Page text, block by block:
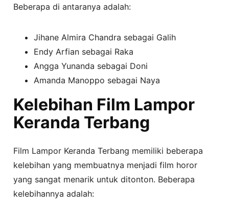
Beberapa di antaranya adalah:
Jihane Almira Chandra sebagai Galih
Endy Arfian sebagai Raka
Angga Yunanda sebagai Doni
Amanda Manoppo sebagai Naya
Kelebihan Film Lampor
Keranda Terbang
Film Lampor Keranda Terbang memiliki beberapa
kelebihan yang membuatnya menjadi film horor
yang sangat menarik untuk ditonton. Beberapa
kelebihannya adalah: